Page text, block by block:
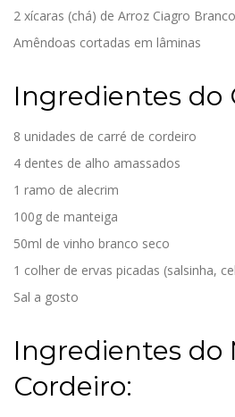
2 xícaras (chá) de Arroz Ciagro
Amêndoas cortadas em lâminas
Ingredientes do
8 unidades de carré de cordeiro
4 dentes de alho amassados
1 ramo de alecrim
100g de manteiga
50ml de vinho branco seco
1 colher de ervas picadas (salsinha,
Sal a gosto
Ingredientes do
Cordeiro: